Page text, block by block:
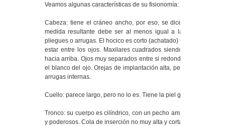
Veamos algunas características de su fisionomía:
Cabeza: tiene el cráneo ancho, por eso, se dice que si se
medida resultante debe ser al menos igual a la altura del
pliegues o arrugas. El hocico es corto (achatado) nariz ancha
estar entre los ojos. Maxilares cuadrados siendo el inferior
hacia arriba. Ojos muy separados entre si redondos de color
el blanco del ojo. Orejas de implantación alta, pequeñas y
arrugas internas.
Cuello: parece largo, pero no lo es. Tiene la piel gruesa y
Tronco: su cuerpo es cilíndrico, con un pecho amplio. La
y poderosos. Cola de inserción no muy alta y corta, y con